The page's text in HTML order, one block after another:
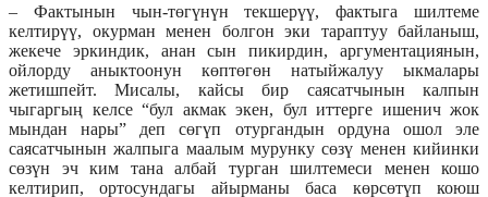
– Фактынын чын-төгүнүн текшерүү, фактыга шилтеме
келтирүү, окурман менен болгон эки тараптуу байланыш,
жекече эркиндик, анан сын пикирдин, аргументациянын,
ойлорду аныктоонун көптөгөн натыйжалуу ыкмалары
жетишпейт. Мисалы, кайсы бир саясатчынын калпын
чыгаргың келсе “бул акмак экен, бул иттерге ишенич жок
мындан нары” деп сөгүп отургандын ордуна ошол эле
саясатчынын жалпыга маалым мурунку сөзү менен кийинки
сөзүн эч ким тана албай турган шилтемеси менен кошо
келтирип, ортосундагы айырманы баса көрсөтүп коюш